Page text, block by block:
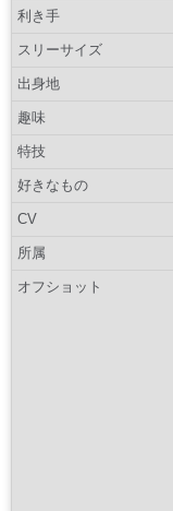
利き手
スリーサイズ
出身地
趣味
特技
好きなもの
CV
所属
オフショット